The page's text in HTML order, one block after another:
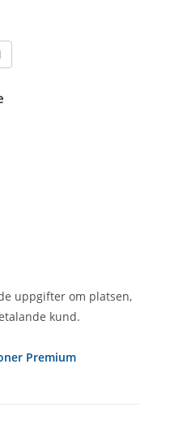
uppgifter om platsen,
kund.
Premium